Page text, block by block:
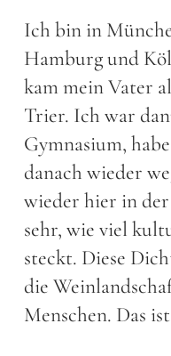
Ich bin in
Hamburg und
kam mein Vater
Trier. Ich war
Gymnasium,
danach wieder
wieder hier in
sehr, wie viel
steckt. Diese
die
Menschen. Das